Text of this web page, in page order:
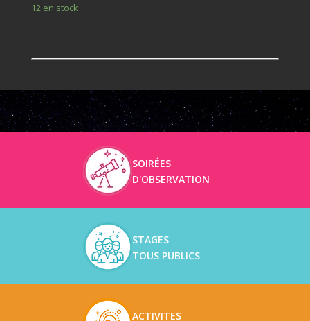
12 en stock
SOIRÉES
D'OBSERVATION
STAGES
TOUS PUBLICS
ACTIVITES